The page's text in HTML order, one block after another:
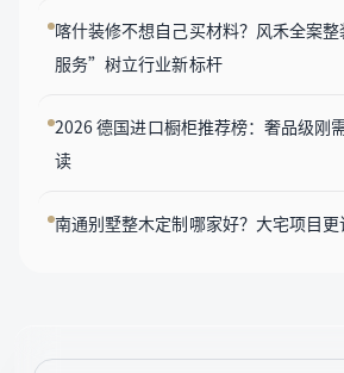
喀什装修不想自己买材料？风禾全案
服务”树立行业新标杆
2026 德国进口橱柜推荐榜：奢品级刚
读
南通别墅整木定制哪家好？大宅项目